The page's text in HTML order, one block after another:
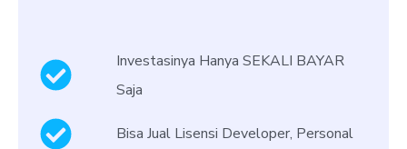
Investasinya Hanya SEKALI BAYAR
Saja
Bisa Jual Lisensi Developer, Personal